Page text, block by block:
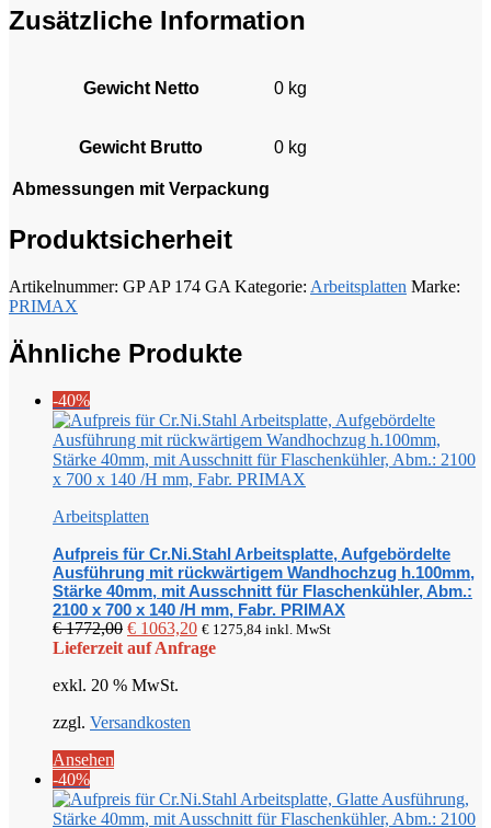
Zusätzliche Information
Gewicht Netto 0 kg
Gewicht Brutto 0 kg
Abmessungen mit Verpackung
Produktsicherheit
Artikelnummer: GP AP 174 GA Kategorie: Arbeitsplatten Marke:
PRIMAX
Ähnliche Produkte
-40%
Arbeitsplatten
Aufpreis für Cr.Ni.Stahl Arbeitsplatte, Aufgebördelte
Ausführung mit rückwärtigem Wandhochzug h.100mm,
Stärke 40mm, mit Ausschnitt für Flaschenkühler, Abm.:
2100 x 700 x 140 /H mm, Fabr. PRIMAX
€1772,00 Ursprünglicher
Preis
€ 1772,00
€ 1063,20Aktueller
Preis
€ 1275,84 inkl. MwSt
Lieferzeit auf Anfrage
exkl. 20 % MwSt.
zzgl. Versandkosten
Ansehen
-40%